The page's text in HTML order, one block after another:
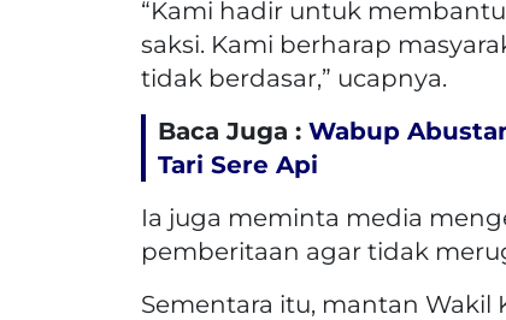
“Kami hadir untuk
saksi. Kami berharap
tidak berdasar,” ucapnya.
Baca Juga : Wabup
Tari Sere Api
Ia juga meminta media
pemberitaan agar tidak
Sementara itu, mantan Wakil